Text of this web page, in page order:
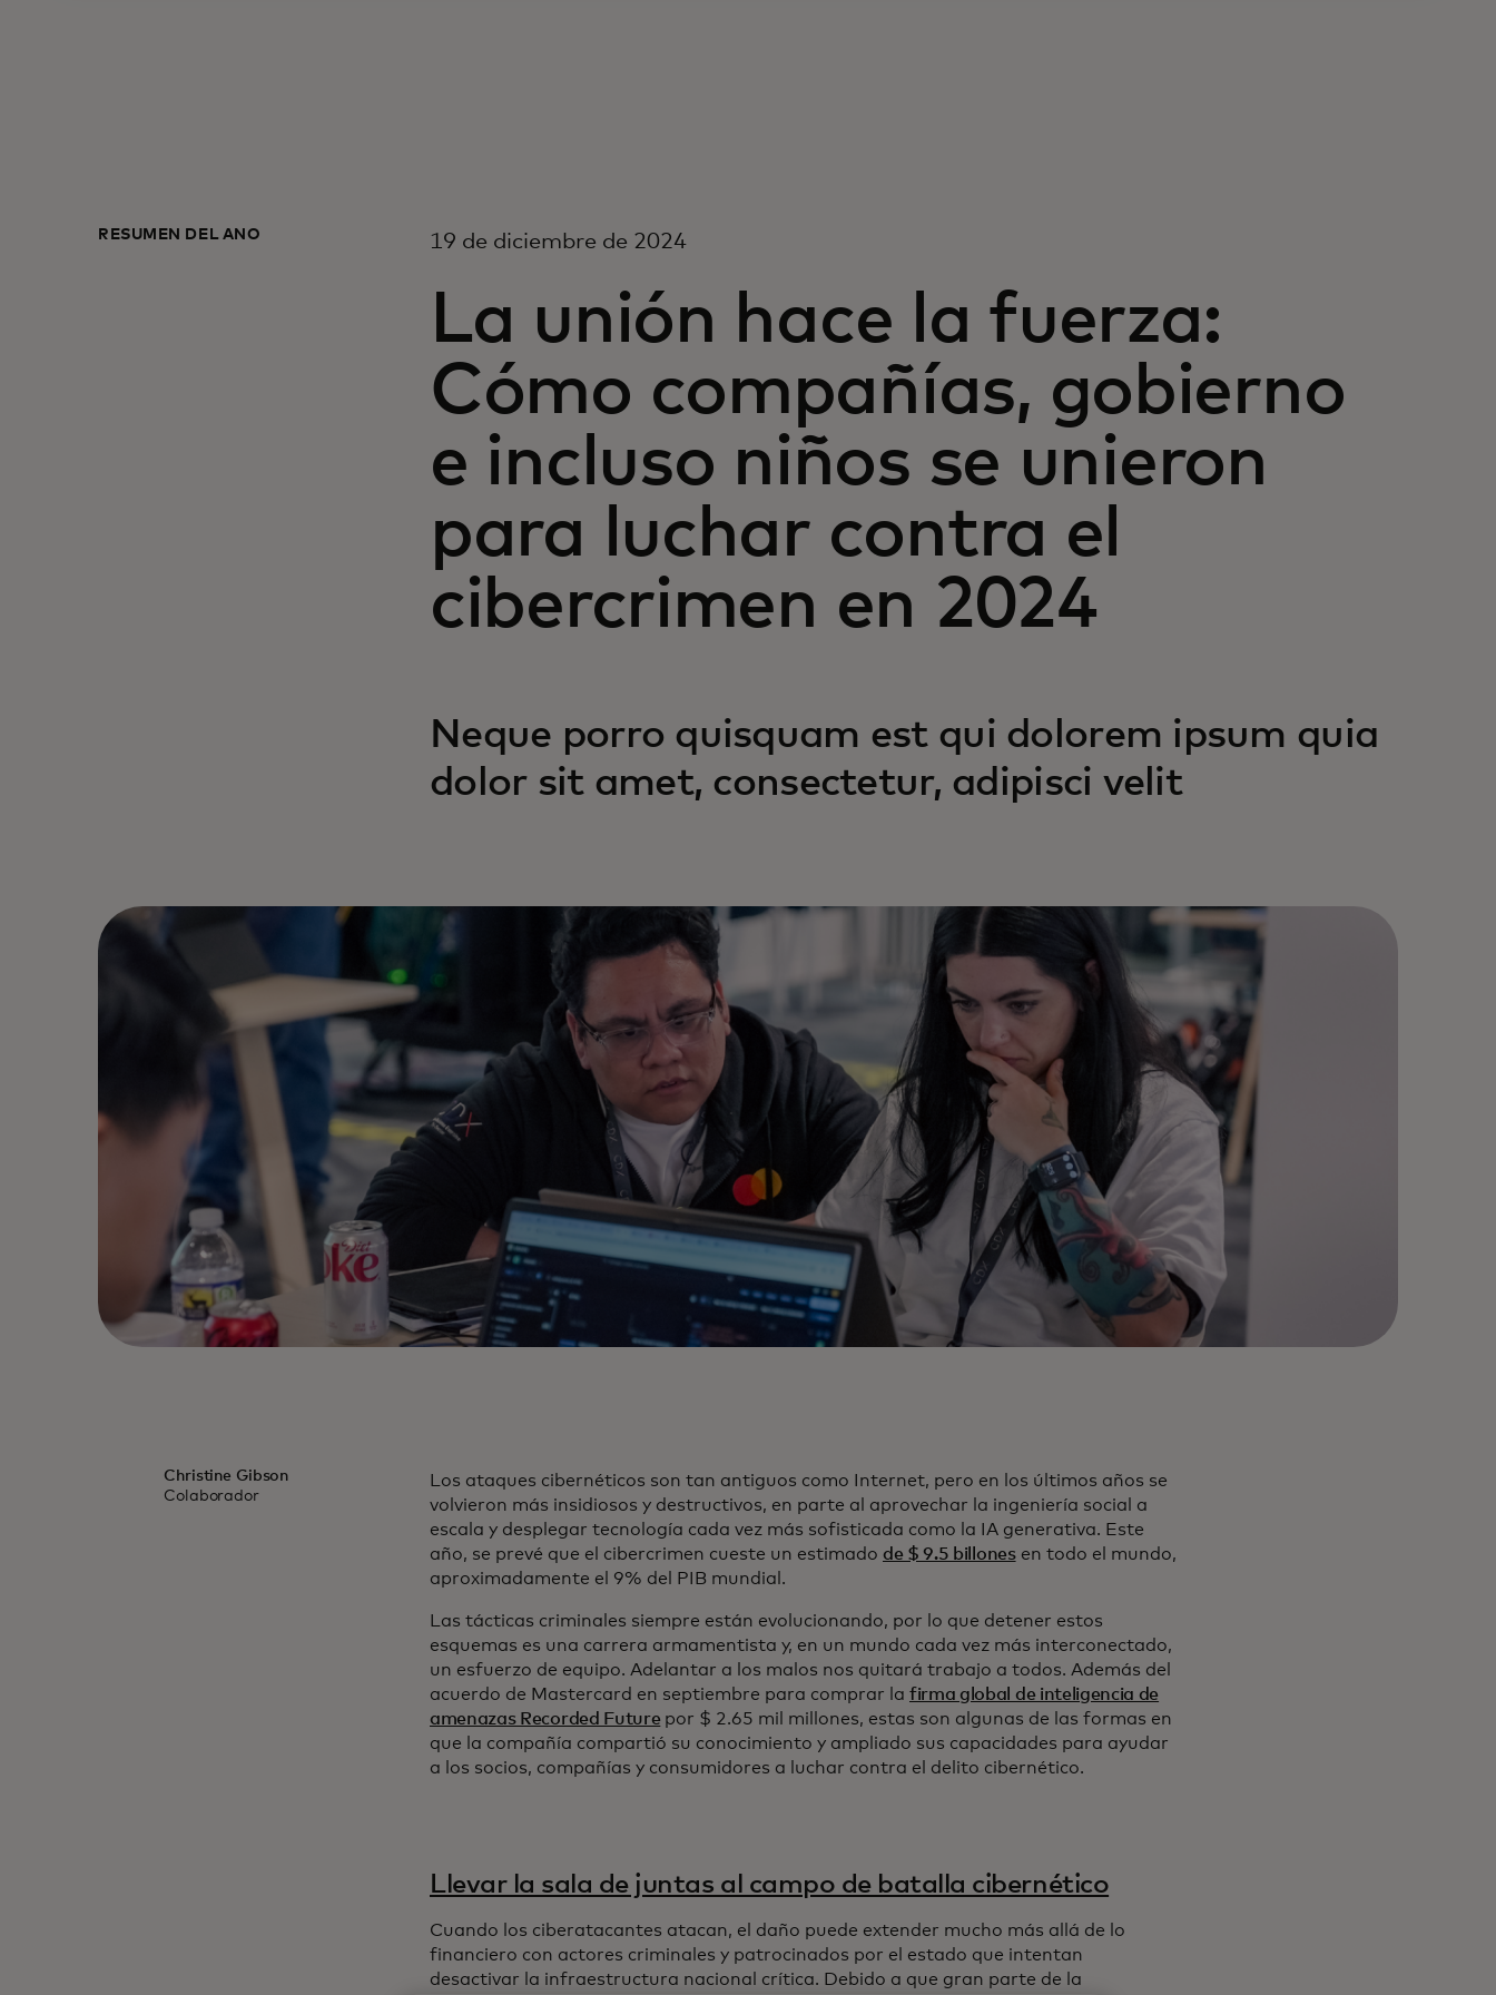
RESUMEN DEL AÑO 19 de diciembre de 2024
La unión hace la fuerza:
Cómo compañías, gobierno
e incluso niños se unieron
para luchar contra el
cibercrimen en 2024
Neque porro quisquam est qui dolorem ipsum quia
dolor sit amet, consectetur, adipisci velit
Christine Gibson
Colaborador
Los ataques cibernéticos son tan antiguos como Internet, pero en los últimos años se
volvieron más insidiosos y destructivos, en parte al aprovechar la ingeniería social a
escala y desplegar tecnología cada vez más sofisticada como la IA generativa. Este
año, se prevé que el cibercrimen cueste un estimado de $ 9.5 billonesen todo el mundo,
aproximadamente el 9% del PIB mundial.
Las tácticas criminales siempre están evolucionando, por lo que detener estos
esquemas es una carrera armamentista y, en un mundo cada vez más interconectado,
un esfuerzo de equipo. Adelantar a los malos nos quitará trabajo a todos. Además del
acuerdo de Mastercard en septiembre para comprar la firma global de inteligencia de
amenazas Recorded Future por $ 2.65 mil millones, estas son algunas de las formas en
que la compañía compartió su conocimiento y ampliado sus capacidades para ayudar
a los socios, compañías y consumidores a luchar contra el delito cibernético.
Llevar la sala de juntas al campo de batalla cibernético
Cuando los ciberatacantes atacan, el daño puede extender mucho más allá de lo
financiero con actores criminales y patrocinados por el estado que intentan
desactivar la infraestructura nacional crítica. Debido a que gran parte de la